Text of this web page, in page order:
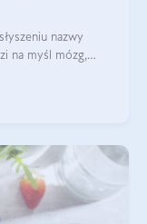
nazwy
na myśl mózg,